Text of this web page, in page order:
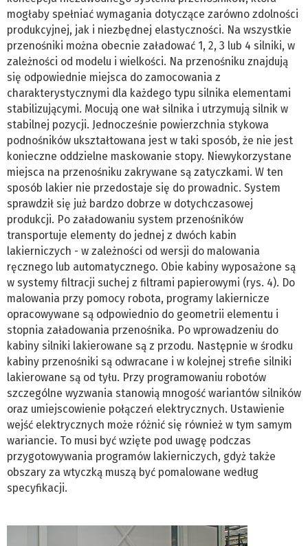
mogłaby spełniać wymagania dotyczące zarówno zdolności
produkcyjnej, jak i niezbędnej elastyczności. Na wszystkie
przenośniki można obecnie załadować 1, 2, 3 lub 4 silniki, w
zależności od modelu i wielkości. Na przenośniku znajdują
się odpowiednie miejsca do zamocowania z
charakterystycznymi dla każdego typu silnika elementami
stabilizującymi. Mocują one wał silnika i utrzymują silnik w
stabilnej pozycji. Jednocześnie powierzchnia stykowa
podnośników ukształtowana jest w taki sposób, że nie jest
konieczne oddzielne maskowanie stopy. Niewykorzystane
miejsca na przenośniku zakrywane są zatyczkami. W ten
sposób lakier nie przedostaje się do prowadnic. System
sprawdził się już bardzo dobrze w dotychczasowej
produkcji. Po załadowaniu system przenośników
transportuje elementy do jednej z dwóch kabin
lakierniczych - w zależności od wersji do malowania
ręcznego lub automatycznego. Obie kabiny wyposażone są
w systemy filtracji suchej z filtrami papierowymi (rys. 4). Do
malowania przy pomocy robota, programy lakiernicze
opracowywane są odpowiednio do geometrii elementu i
stopnia załadowania przenośnika. Po wprowadzeniu do
kabiny silniki lakierowane są z przodu. Następnie w środku
kabiny przenośniki są odwracane i w kolejnej strefie silniki
lakierowane są od tyłu. Przy programowaniu robotów
szczególne wyzwania stanowią mnogość wariantów silników
oraz umiejscowienie połączeń elektrycznych. Ustawienie
wejść elektrycznych może różnić się również w tym samym
wariancie. To musi być wzięte pod uwagę podczas
przygotowywania programów lakierniczych, gdyż także
obszary za wtyczką muszą być pomalowane według
specyfikacji.